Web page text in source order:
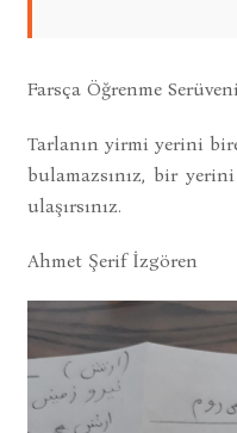
Farsça Öğrenme
Tarlanın yirmi yerini
bulamazsınız, bir
ulaşırsınız.
Ahmet Şerif İzgören